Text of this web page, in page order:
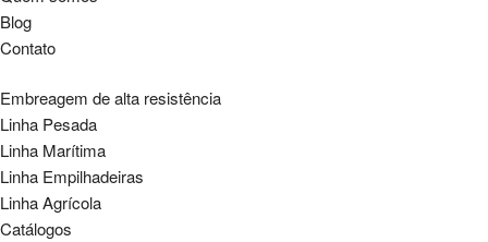
Blog
Contato
Embreagem de alta resistência
Linha Pesada
Linha Marítima
Linha Empilhadeiras
Linha Agrícola
Catálogos